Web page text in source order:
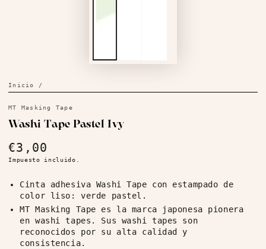
Inicio /
MT Masking Tape
Washi Tape Pastel Ivy
Precio
regular
€3,00
Impuesto incluido.
Cinta adhesiva Washi Tape con estampado de
color liso: verde pastel.
MT Masking Tape es la marca japonesa pionera
en washi tapes. Sus washi tapes son
reconocidos por su alta calidad y
consistencia.